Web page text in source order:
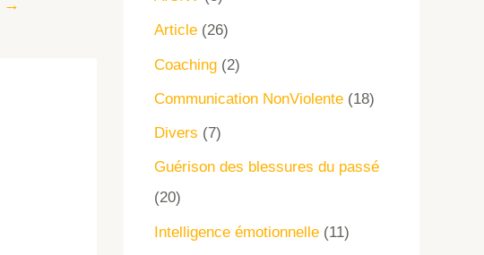
→
Article (26)
Coaching (2)
Communication NonViolente (18)
Divers (7)
Guérison des blessures du passé
(20)
Intelligence émotionnelle (11)